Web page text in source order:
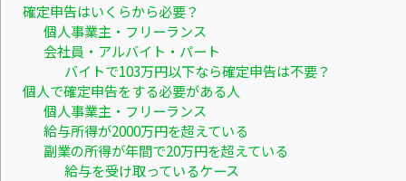
確定申告はいくらから必要？
個人事業主・フリーランス
会社員・アルバイト・パート
バイトで103万円以下なら確定申告は不要？
個人で確定申告をする必要がある人
個人事業主・フリーランス
給与所得が2000万円を超えている
副業の所得が年間で20万円を超えている
給与を受け取っているケース